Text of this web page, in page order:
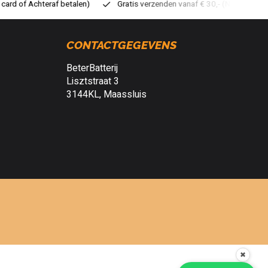
verzenden vanaf € 30,- (NL) Verzendkosten € 2,95 (NL)
CONTACTGEGEVENS
BeterBatterij
Lisztstraat 3
3144KL, Maassluis
✖